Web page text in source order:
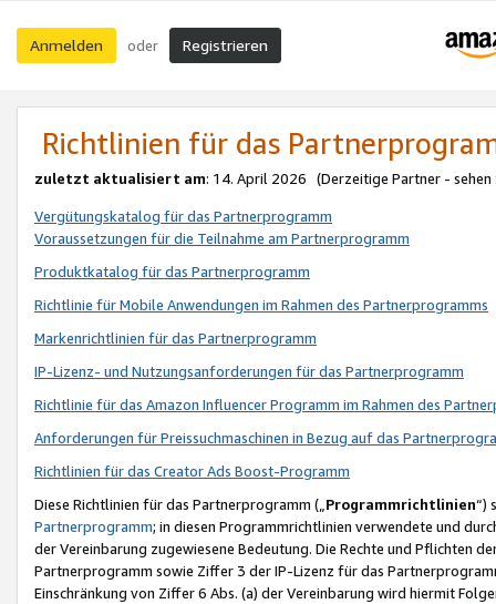
Anmelden oder Registrieren
Richtlinien für das
zuletzt aktualisiert am: 14. April 2026 (Derzeitige Partner - sehen
Vergütungskatalog für das Partnerprogramm
Voraussetzungen für die Teilnahme am Partnerprogramm
Produktkatalog für das Partnerprogramm
Richtlinie für Mobile Anwendungen im Rahmen des Partnerprogramms
Markenrichtlinien für das Partnerprogramm
IP-Lizenz- und Nutzungsanforderungen für das Partnerprogramm
Richtlinie für das Amazon Influencer Programm im Rahmen des
Anforderungen für Preissuchmaschinen in Bezug auf das
Richtlinien für das Creator Ads Boost-Programm
Diese Richtlinien für das Partnerprogramm („Programmrichtlinien“)
Partnerprogramm; in diesen Programmrichtlinien verwendete und
der Vereinbarung zugewiesene Bedeutung. Die Rechte und Pflichten
Partnerprogramm sowie Ziffer 3 der IP-Lizenz für das
Einschränkung von Ziffer 6 Abs. (a) der Vereinbarung wird hiermit